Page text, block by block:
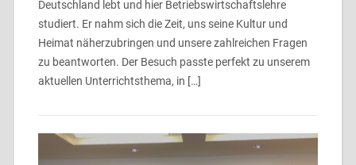
Deutschland lebt und hier Betriebswirtschaftslehre
studiert. Er nahm sich die Zeit, uns seine Kultur und
Heimat näherzubringen und unsere zahlreichen Fragen
zu beantworten. Der Besuch passte perfekt zu unserem
aktuellen Unterrichtsthema, in […]